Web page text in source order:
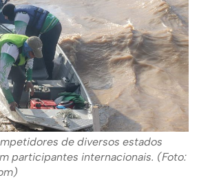
de diversos estados
participantes internacionais. (Foto: